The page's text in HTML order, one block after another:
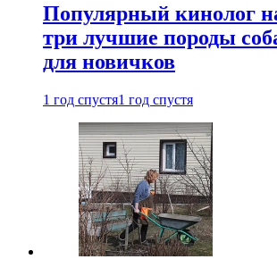
Популярный кинолог
три лучшие породы
для новичков
1 год спустя1 год спустя